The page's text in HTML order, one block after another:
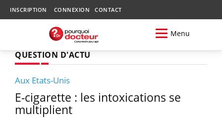
INSCRIPTION CONNEXION CONTACT
Menu
QUESTION D'ACTU
Aux Etats-Unis
E-cigarette : les intoxications se
multiplient